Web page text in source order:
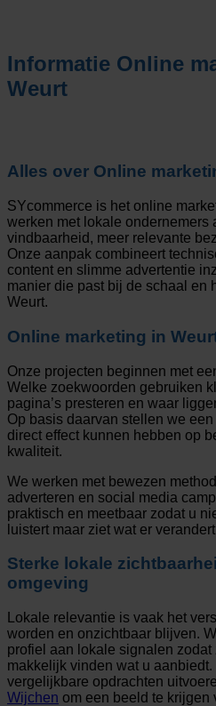
Informatie Online
Weurt
Alles over Online
SYcommerce is het online
werken met lokale ondernemers
vindbaarheid, meer relevante
Onze aanpak combineert
content en slimme advertentie
manier die past bij de schaal en
Weurt.
Online marketing in
Onze projecten beginnen met
Welke zoekwoorden gebruiken
pagina’s presteren en waar
Op basis daarvan stellen we
direct effect kunnen hebben op
kwaliteit.
We werken met bewezen
adverteren en social media
praktisch en meetbaar zodat u
luistert maar ziet wat er
Sterke lokale
omgeving
Lokale relevantie is vaak het
worden en onzichtbaar blijven.
profiel aan lokale signalen
makkelijk vinden wat u
vergelijkbare opdrachten
Wijchen om een beeld te